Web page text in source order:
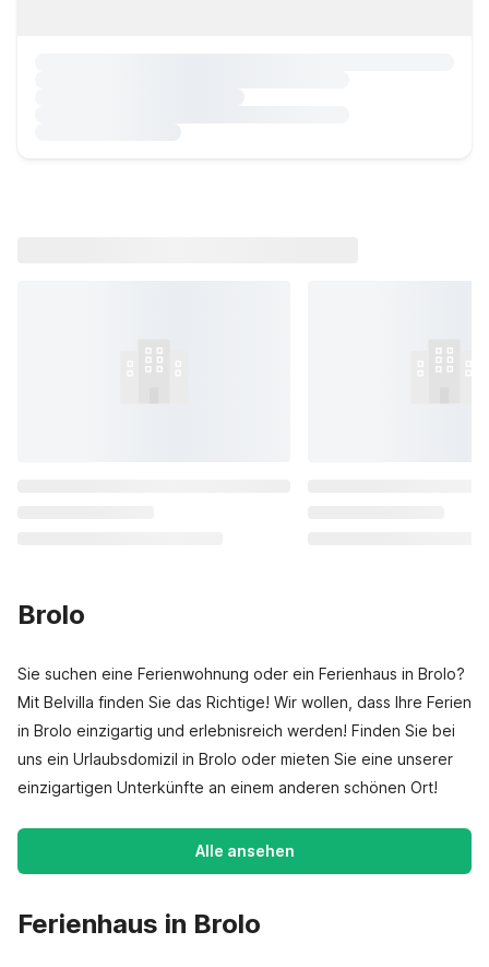
Brolo
Sie suchen eine Ferienwohnung oder ein Ferienhaus in Brolo?
Mit Belvilla finden Sie das Richtige! Wir wollen, dass Ihre Ferien
in Brolo einzigartig und erlebnisreich werden! Finden Sie bei
uns ein Urlaubsdomizil in Brolo oder mieten Sie eine unserer
einzigartigen Unterkünfte an einem anderen schönen Ort!
Alle ansehen
Ferienhaus in Brolo